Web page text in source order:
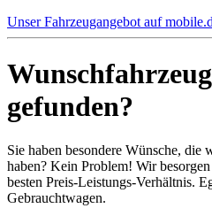
Unser Fahrzeugangebot auf
gefunden?
Sie haben besondere Wünsche,
haben? Kein Problem! Wir
besten Preis-Leistungs-Verhältnis.
Gebrauchtwagen.